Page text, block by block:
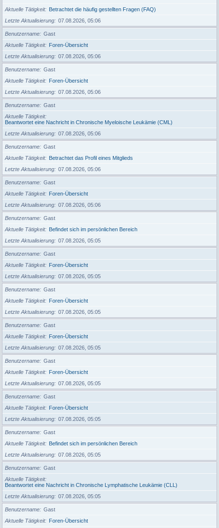
Aktuelle Tätigkeit
Betrachtet die häufig gestellten Fragen (FAQ)
Letzte Aktualisierung
07.08.2026, 05:06
Benutzername
Gast
Aktuelle Tätigkeit
Foren-Übersicht
Letzte Aktualisierung
07.08.2026, 05:06
Benutzername
Gast
Aktuelle Tätigkeit
Foren-Übersicht
Letzte Aktualisierung
07.08.2026, 05:06
Benutzername
Gast
Aktuelle Tätigkeit
Beantwortet eine Nachricht in Chronische Myeloische Leukämie (CML)
Letzte Aktualisierung
07.08.2026, 05:06
Benutzername
Gast
Aktuelle Tätigkeit
Betrachtet das Profil eines Mitglieds
Letzte Aktualisierung
07.08.2026, 05:06
Benutzername
Gast
Aktuelle Tätigkeit
Foren-Übersicht
Letzte Aktualisierung
07.08.2026, 05:06
Benutzername
Gast
Aktuelle Tätigkeit
Befindet sich im persönlichen Bereich
Letzte Aktualisierung
07.08.2026, 05:05
Benutzername
Gast
Aktuelle Tätigkeit
Foren-Übersicht
Letzte Aktualisierung
07.08.2026, 05:05
Benutzername
Gast
Aktuelle Tätigkeit
Foren-Übersicht
Letzte Aktualisierung
07.08.2026, 05:05
Benutzername
Gast
Aktuelle Tätigkeit
Foren-Übersicht
Letzte Aktualisierung
07.08.2026, 05:05
Benutzername
Gast
Aktuelle Tätigkeit
Foren-Übersicht
Letzte Aktualisierung
07.08.2026, 05:05
Benutzername
Gast
Aktuelle Tätigkeit
Foren-Übersicht
Letzte Aktualisierung
07.08.2026, 05:05
Benutzername
Gast
Aktuelle Tätigkeit
Befindet sich im persönlichen Bereich
Letzte Aktualisierung
07.08.2026, 05:05
Benutzername
Gast
Aktuelle Tätigkeit
Beantwortet eine Nachricht in Chronische Lymphatische Leukämie (CLL)
Letzte Aktualisierung
07.08.2026, 05:05
Benutzername
Gast
Aktuelle Tätigkeit
Foren-Übersicht